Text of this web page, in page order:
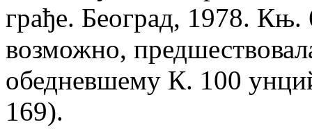
грађе. Београд, 1978.
возможно,
обедневшему К. 100
169).